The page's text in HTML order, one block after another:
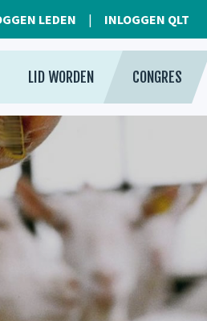
LEDEN INLOGGEN QLT
LID WORDEN CONGRES